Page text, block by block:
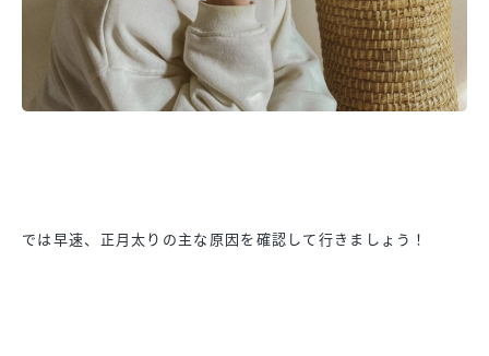
では早速、正月太りの主な原因を確認して行きましょう！